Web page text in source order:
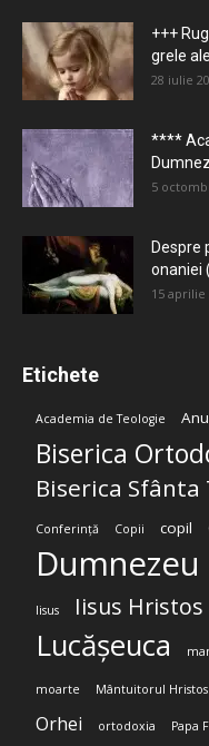
+++
grele
28 iulie
****
5
Despre
onaniei
15 aprilie
Etichete
Academia de Teologie
Biserica
Biserica Sfânta
Conferință Copii copil
Dumnezeu
Iisus Iisus Hristos
Lucășeuca
moarte Mântuitorul Hristos
Orhei ortodoxia Papa